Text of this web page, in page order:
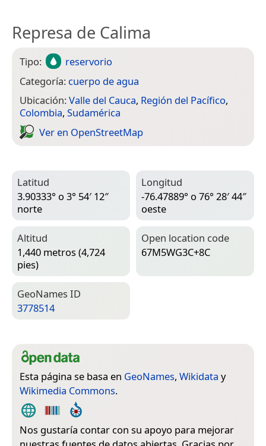
Represa de Calima
Tipo:
reservorio
Categoría: cuerpo de agua
Ubicación:Valle del Cauca, Región del Pacífico,
Colombia, Sudamérica
Ver en Open­Street­Map
Latitud
3.90333° o 3° 54′ 12″
norte
Longitud
-76.47889° o 76° 28′ 44″
oeste
Altitud
1,440 metros (4,724
pies)
Open location code
67M5WG3C+8C
Geo­Names ID
3778514
Esta página se basa en GeoNames, Wikidata y
Wikimedia Commons.
Nos gustaría contar con su apoyo para mejorar